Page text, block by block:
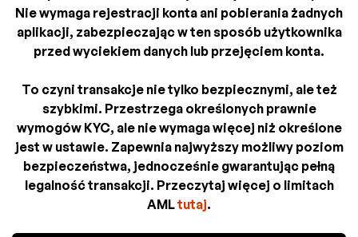
Nie wymaga rejestracji konta ani pobierania żadnych
aplikacji, zabezpieczając w ten sposób użytkownika
przed wyciekiem danych lub przejęciem konta.
To czyni transakcje nie tylko bezpiecznymi, ale też
szybkimi. Przestrzega określonych prawnie
wymogów KYC, ale nie wymaga więcej niż określone
jest w ustawie. Zapewnia najwyższy możliwy poziom
bezpieczeństwa, jednocześnie gwarantując pełną
legalność transakcji. Przeczytaj więcej o limitach
AMLtutaj.